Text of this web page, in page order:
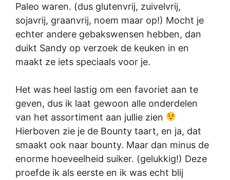
Paleo waren. (dus glutenvrij, zuivelvrij,
sojavrij, graanvrij, noem maar op!) Mocht je
echter andere gebakswensen hebben, dan
duikt Sandy op verzoek de keuken in en
maakt ze iets speciaals voor je.
Het was heel lastig om een favoriet aan te
geven, dus ik laat gewoon alle onderdelen
van het assortiment aan jullie zien
Hierboven zie je de Bounty taart, en ja, dat
smaakt ook naar bounty. Maar dan minus de
enorme hoeveelheid suiker. (gelukkig!) Deze
proefde ik als eerste en ik was echt blij